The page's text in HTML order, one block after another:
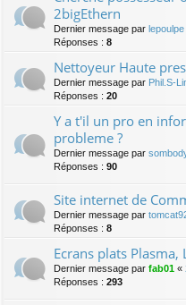
2bigEthern
Dernier message par lepoulpe
Réponses : 8
Nettoyeur Haute
Dernier message par Phil.S-
Réponses : 20
Y a t'il un pro en
probleme ?
Dernier message par
Réponses : 90
Site internet de
Dernier message par
Réponses : 8
Ecrans plats Plasma,
Dernier message par fab01 «
Réponses : 293